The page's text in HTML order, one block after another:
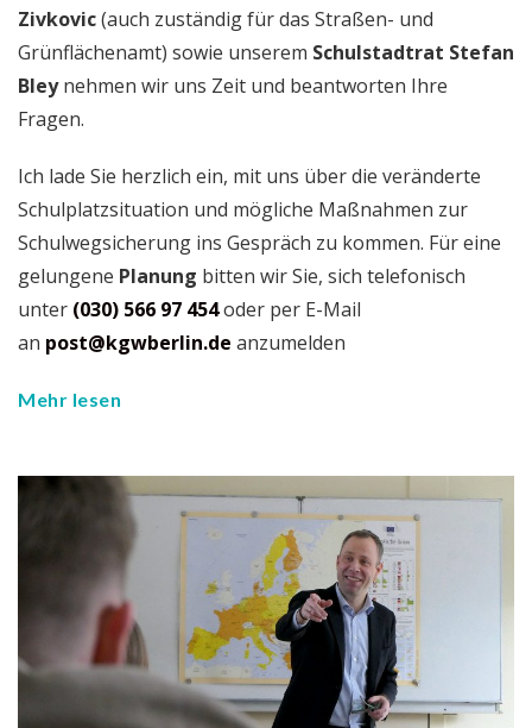
Zivkovic(auch zuständig für das Straßen- und
Grünflächenamt) sowie unserem Schulstadtrat Stefan
Bleynehmen wir uns Zeit und beantworten Ihre
Fragen.
Ich lade Sie herzlich ein, mit uns über die veränderte
Schulplatzsituation und mögliche Maßnahmen zur
Schulwegsicherung ins Gespräch zu kommen. Für eine
gelungene Planung bitten wir Sie, sich telefonisch
unter (030) 566 97 454oder per E-Mail
an post@kgwberlin.de anzumelden
Mehr lesen